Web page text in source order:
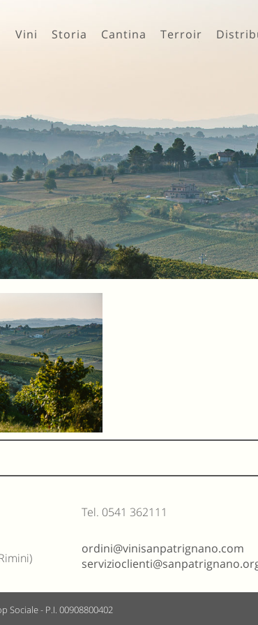
Vini Storia Cantina Terroir
Tel. 0541 362111
ordini@vinisanpatrignano.com
Sociale - P.I. 00908800402